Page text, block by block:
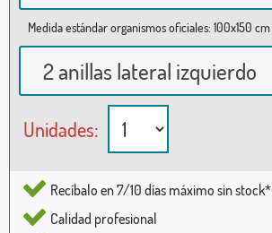
Medida estándar organismos oficiales: 100x150 cm
2 anillas lateral izquierdo
Unidades:
Recíbalo en 7/10 días máximo sin stock*
Calidad profesional